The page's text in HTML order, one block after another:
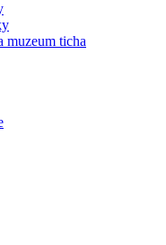
muzeum ticha